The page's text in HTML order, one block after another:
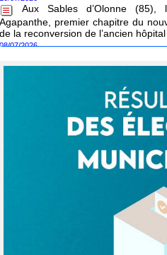
Agapanthe, premier chapitre du
de la reconversion de l’ancien hôpital
08/07/2026